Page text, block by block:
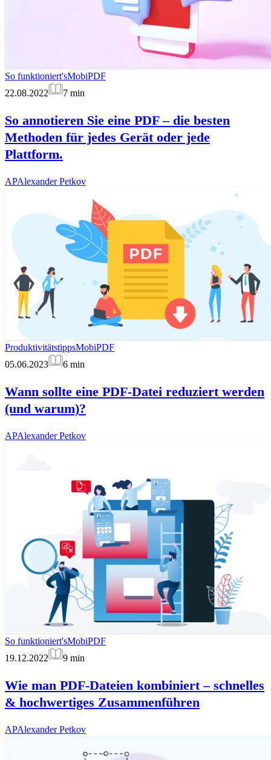
So funktioniert'sMobiPDF
22.08.2022
7 min
So annotieren Sie eine PDF – die besten
Methoden für jedes Gerät oder jede
Plattform.
APAlexander Petkov
ProduktivitätstippsMobiPDF
05.06.2023
6 min
Wann sollte eine PDF-Datei reduziert werden
(und warum)?
APAlexander Petkov
So funktioniert'sMobiPDF
19.12.2022
9 min
Wie man PDF-Dateien kombiniert – schnelles
& hochwertiges Zusammenführen
APAlexander Petkov